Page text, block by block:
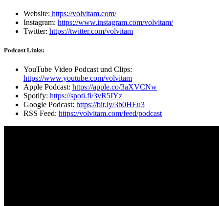
Website: https://volvitam.com/
Instagram: https://www.instagram.com/volvitam/
Twitter: https://twitter.com/volvitam
Podcast Links:
YouTube Video Podcast und Clips:
https://www.youtube.com/volvitam
Apple Podcast: https://apple.co/3aXVCNw
Spotify: https://spoti.fi/3vR5IYz
Google Podcast: https://bit.ly/3b0HEu3
RSS Feed: https://volvitam.com/feed/podcast